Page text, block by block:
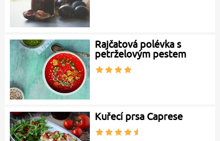
Rajčatová polévka s
petrželovým pestem
Kuřecí prsa Caprese